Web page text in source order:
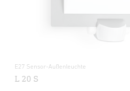
E27 Sensor-Außenleuchte
L 20 S